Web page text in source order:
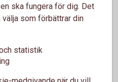
era utsläpp och gör
så att era utsläpp blir så
ska fungera för dig. Det
som förbättrar din
statistik